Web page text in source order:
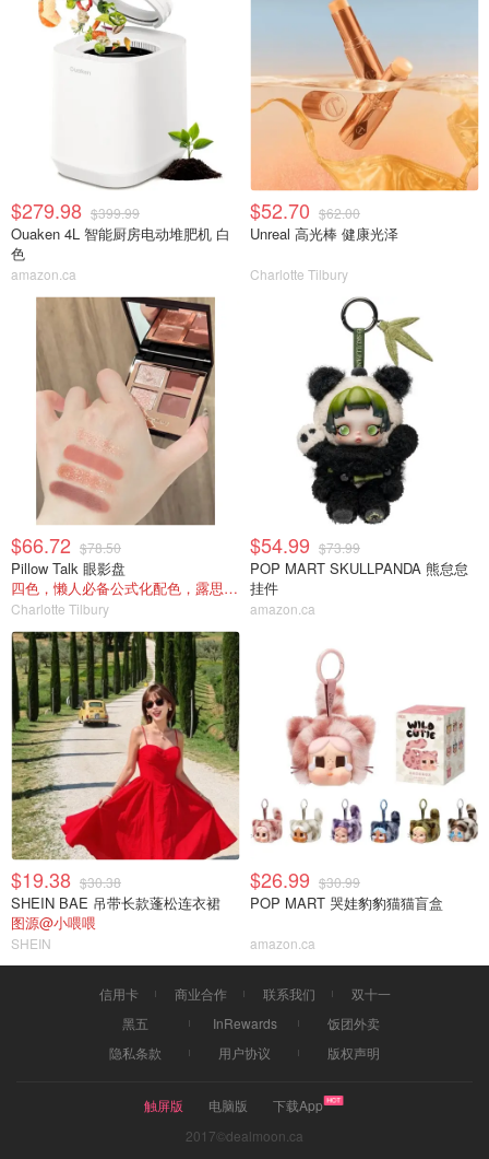
$279.98 $399.99
Ouaken 4L 智能厨房电动堆肥机 白
色
amazon.ca
$52.70 $62.00
Unreal 高光棒 健康光泽
Charlotte Tilbury
$66.72 $78.50
Pillow Talk 眼影盘
四色，懒人必备公式化配色，露思超爱！
Charlotte Tilbury
$54.99 $73.99
POP MART SKULLPANDA 熊怠怠
挂件
amazon.ca
$19.38 $30.38
SHEIN BAE 吊带长款蓬松连衣裙
图源@小喂喂
SHEIN
$26.99 $30.99
POP MART 哭娃豹豹猫猫盲盒
amazon.ca
信用卡 商业合作 联系我们
双十一
黑五
InRewards
饭团外卖
隐私条款
用户协议 版权声明
触屏版 电脑版
下载App
2017©dealmoon.ca